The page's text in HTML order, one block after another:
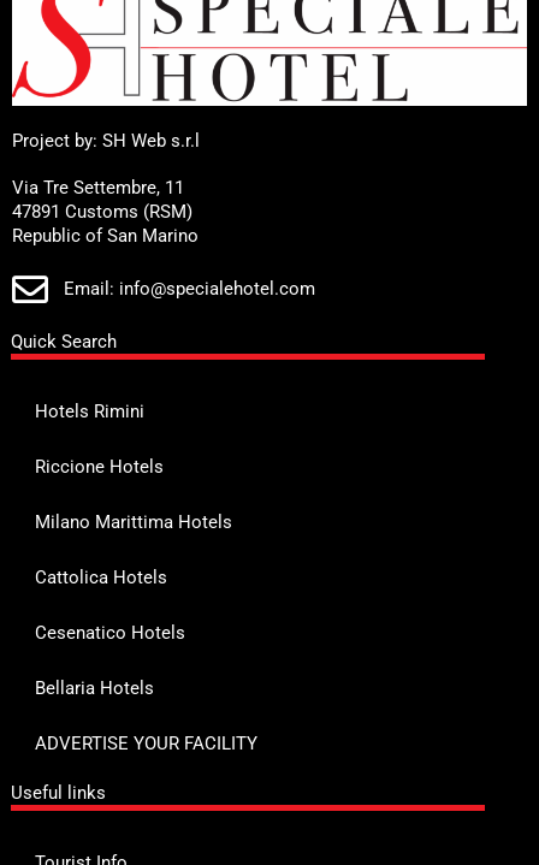
Project by: SH Web s.r.l
Via Tre Settembre, 11
47891 Customs (RSM)
Republic of San Marino
Email: info@specialehotel.com
Quick Search
Hotels Rimini
Riccione Hotels
Milano Marittima Hotels
Cattolica Hotels
Cesenatico Hotels
Bellaria Hotels
ADVERTISE YOUR FACILITY
Useful links